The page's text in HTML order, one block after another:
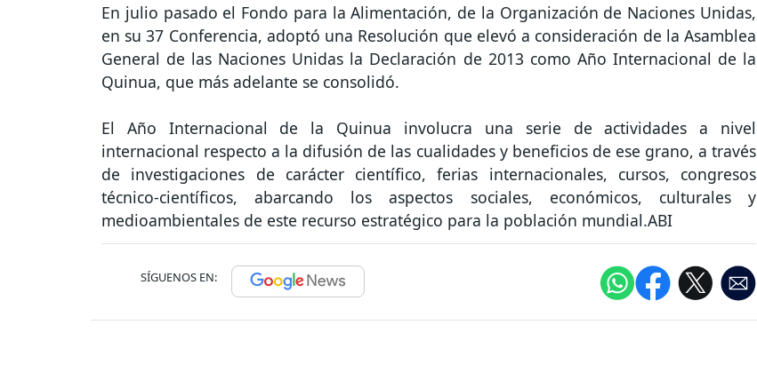
En julio pasado el Fondo para la Alimentación, de la Organización de Naciones Unidas,
en su 37 Conferencia, adoptó una Resolución que elevó a consideración de la Asamblea
General de las Naciones Unidas la Declaración de 2013 como Año Internacional de la
Quinua, que más adelante se consolidó.
El Año Internacional de la Quinua involucra una serie de actividades a nivel
internacional respecto a la difusión de las cualidades y beneficios de ese grano, a través
de investigaciones de carácter científico, ferias internacionales, cursos, congresos
técnico-científicos, abarcando los aspectos sociales, económicos, culturales y
medioambientales de este recurso estratégico para la población mundial.ABI
SÍGUENOS EN: